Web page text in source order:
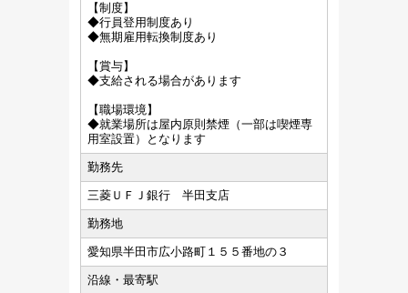
【制度】
◆行員登用制度あり
◆無期雇用転換制度あり
【賞与】
◆支給される場合があります
【職場環境】
◆就業場所は屋内原則禁煙（一部は喫煙専
用室設置）となります
勤務先
三菱ＵＦＪ銀行 半田支店
勤務地
愛知県半田市広小路町１５５番地の３
沿線・最寄駅